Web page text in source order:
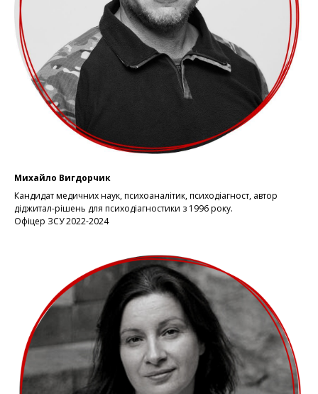
Михайло Вигдорчик
Кандидат медичних наук, психоаналітик, психодіагност, автор
діджитал-рішень для психодіагностики з 1996 року.
Офіцер ЗСУ 2022-2024